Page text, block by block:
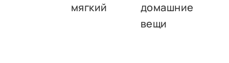
мягкий
домашние
вещи